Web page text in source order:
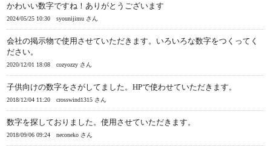
かわいい数字ですね！ありがとうございます
2024/05/25 10:30 syounijimu さん
会社の掲示物で使用させていただきます。いろいろな数字をつくってく
ださい。
2020/12/01 18:08 cozyozzy さん
子供向けの数字をさがしてました。HPで使わせていただきます。
2018/12/04 11:20 crosswind1315 さん
数字を探しておりました。使用させていただきます。
2018/09/06 09:24 neconeko さん